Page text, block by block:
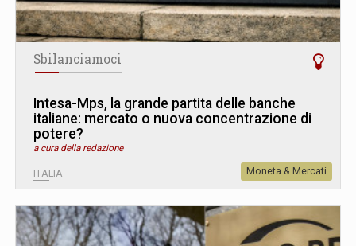
Sbilanciamoci
Intesa-Mps, la grande partita delle banche
italiane: mercato o nuova concentrazione di
potere?
a cura della redazione
ITALIA Moneta & Mercati